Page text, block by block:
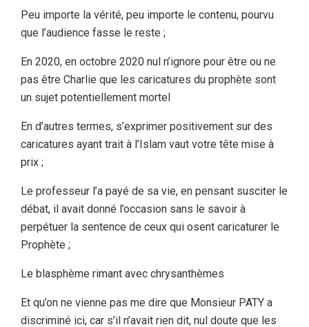
Peu importe la vérité, peu importe le contenu, pourvu
que l’audience fasse le reste ;
En 2020, en octobre 2020 nul n’ignore pour être ou ne
pas être Charlie que les caricatures du prophète sont
un sujet potentiellement mortel
En d’autres termes, s’exprimer positivement sur des
caricatures ayant trait à l’Islam vaut votre tête mise à
prix ;
Le professeur l’a payé de sa vie, en pensant susciter le
débat, il avait donné l’occasion sans le savoir à
perpétuer la sentence de ceux qui osent caricaturer le
Prophète ;
Le blasphème rimant avec chrysanthèmes
Et qu’on ne vienne pas me dire que Monsieur PATY a
discriminé ici, car s’il n’avait rien dit, nul doute que les